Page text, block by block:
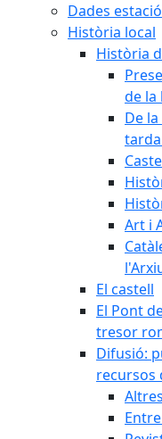
Dades
Història local
Història
de la
De
Art i
El castell
El Pont
tresor
Difusió:
recursos